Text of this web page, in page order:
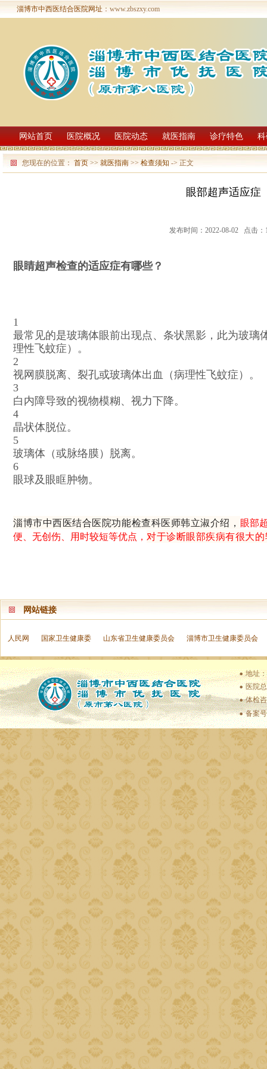
淄博市中西医结合医院网址 ：www.zbszxy.com
网站首页 医院概况 医院动态 就医指南 诊疗特色
您现在的位置： 首页 >> 就医指南 >> 检查须知 -> 正文
眼部超声适应症
发布时间：2022-08-02 点击：
眼睛超声检查的适应症有哪些？
1
最常见的是玻璃体眼前出现点、条状黑影，此为玻璃
理性飞蚊症）。
2
视网膜脱离、裂孔或玻璃体出血（病理性飞蚊症）。
3
白内障导致的视物模糊、视力下降。
4
晶状体脱位。
5
玻璃体（或脉络膜）脱离。
6
眼球及眼眶肿物。
淄博市中西医结合医院功能检查科医师韩立淑介绍， 眼部
便、无创伤、用时较短等优点， 对于诊断眼部疾病有很大
网站链接
人民网 国家卫生健康委 山东省卫生健康委员会 淄博市卫生健康委员会
地址
医院
体检
备案